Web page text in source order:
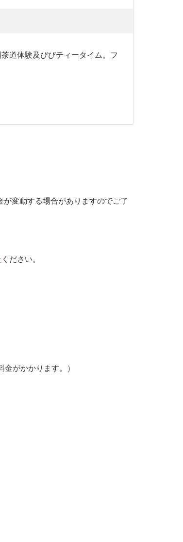
道体験及びびティータイム。フ
変動する場合がありますのでご了
ください。
がかかります。）